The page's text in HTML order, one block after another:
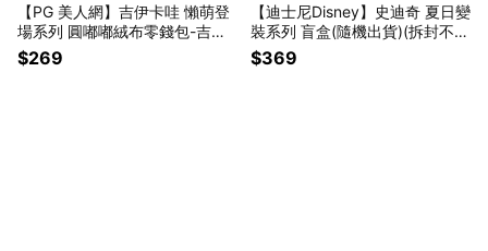
【PG 美人網】吉伊卡哇 懶萌登
場系列 圓嘟嘟絨布零錢包-吉伊
卡哇/小八貓/兔兔烏薩奇【墊腳
石】療癒系 小物收納
$269
【迪士尼Disney】史迪奇 夏日變
裝系列 盲盒(隨機出貨)(拆封不
退)【墊腳石】Stitch 星際寶貝
盒玩 擺飾
$369